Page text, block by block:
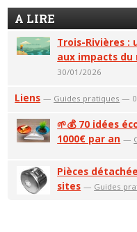
A LIRE
Trois-Rivières :
aux impacts du
30/01/2026
Liens — Guides pratiques —
🌱💰 70 idées
1000€ par an —
Pièces
sites — Guides